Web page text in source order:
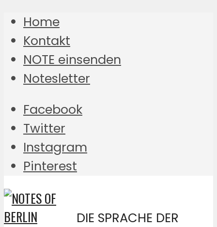
Home
Kontakt
NOTE einsenden
Notesletter
Facebook
Twitter
Instagram
Pinterest
DIE SPRACHE DER